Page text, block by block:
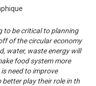
to be critical to planning
of the circular economy
water, waste energy will
food system more
need to improve
play their role in th